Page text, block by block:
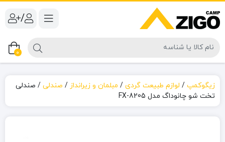
/
0
زیگوکمپ / لوازم طبیعت گردی / مبلمان و زیرانداز / صندلی / صندلی
تخت شو چانوداگ مدل FX-8205